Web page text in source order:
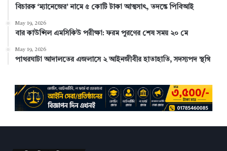
বিচারক ‘ম্যানেজের’ নামে ৫ কোটি টাকা আত্মসাৎ, তদন্তে পিবিআই
May 19, 2026
বার কাউন্সিল এমসিকিউ পরীক্ষা: ফরম পূরণের শেষ সময় ২০ মে
May 19, 2026
পাথরঘাটা আদালতের এজলাসে ২ আইনজীবীর হাতাহাতি, সদস্যপদ স্থগি